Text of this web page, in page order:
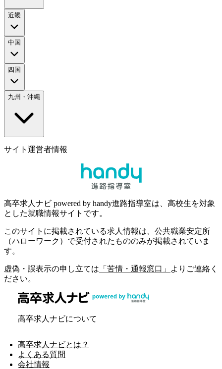
近畿
中国
四国
九州・沖縄
サイト運営者情報
高卒求人ナビ powered by handy進路指導室は、高校生を対象
とした就職情報サイトです。
このサイトに掲載されている求人情報は、公共職業安定所
（ハローワーク）で受付されたもののみが掲載されていま
す。
虚偽・誤表示の申し立ては 「苦情・通報窓口」
よりご連絡く
ださい。
高卒求人ナビについて
高卒求人ナビとは？
よくある質問
会社情報